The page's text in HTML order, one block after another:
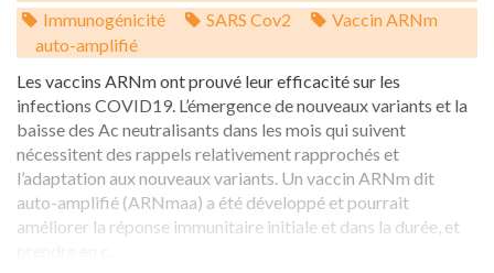
Immunogénicité SARS Cov2
Vaccin ARNm
auto-amplifié
Les vaccins ARNm ont prouvé leur efficacité sur les
infections COVID19. L’émergence de nouveaux variants et la
baisse des Ac neutralisants dans les mois qui suivent
nécessitent des rappels relativement rapprochés et
l’adaptation aux nouveaux variants. Un vaccin ARNm dit
auto-amplifié (ARNmaa) a été développé et pourrait
améliorer la réponse immunitaire initiale et dans la durée, et